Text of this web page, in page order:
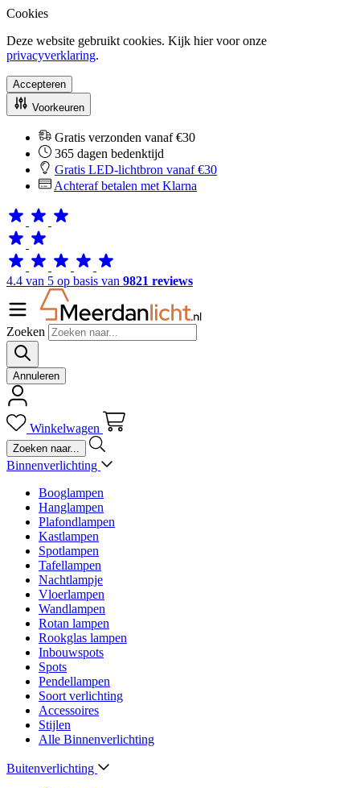
Cookies
Deze website gebruikt cookies. Kijk hier voor onze
privacyverklaring.
Accepteren
Voorkeuren
Gratis verzonden vanaf €30
365 dagen bedenktijd
Gratis LED-lichtbron vanaf €30
Achteraf betalen met Klarna
4.4 van 5 op basis van 9821 reviews
Zoeken
Annuleren
Winkelwagen
Binnenverlichting
Booglampen
Hanglampen
Plafondlampen
Kastlampen
Spotlampen
Tafellampen
Nachtlampje
Vloerlampen
Wandlampen
Rotan lampen
Rookglas lampen
Inbouwspots
Spots
Pendellampen
Soort verlichting
Accessoires
Stijlen
Alle Binnenverlichting
Buitenverlichting